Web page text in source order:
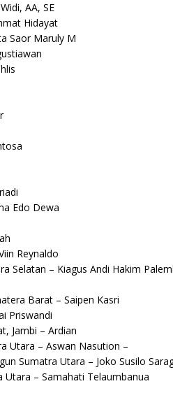
AA, SE
Hidayat
Saor Maruly M
Edo Dewa
Reynaldo
Selatan – Kiagus Andi Hakim
Barat – Saipen Kasri
Priswandi
Jambi – Ardian
Utara – Aswan Nasution –
Sumatra Utara – Joko Susilo
– Samahati Telaumbanua